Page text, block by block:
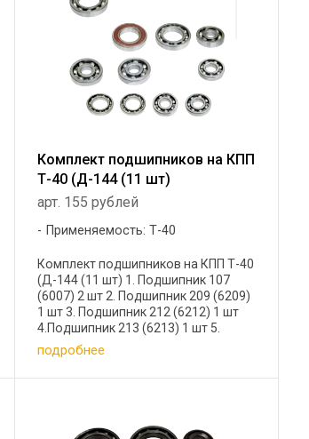
Комплект подшипников на КПП
Т-40 (Д-144 (11 шт)
арт. 155 рублей
Применяемость: Т-40
Комплект подшипников на КПП Т-40
(Д-144 (11 шт) 1. Подшипник 107
(6007) 2 шт 2. Подшипник 209 (6209)
1 шт 3. Подшипник 212 (6212) 1 шт
4.Подшипник 213 (6213) 1 шт 5.
Подшипник 305 (6305) 3 шт 6.
Подшипник 406 (6406) 2 шт 7.
Подшипник 407 (6407) 1 ...
подробнее